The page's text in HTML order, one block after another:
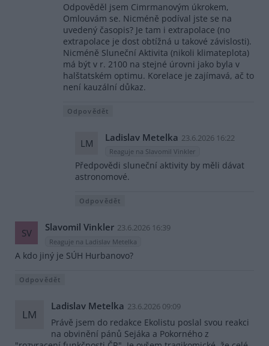
Odpověděl jsem Cimrmanovým úkrokem,
Omlouvám se. Nicméně podíval jste se na
uvedený časopis? Je tam i extrapolace (no
extrapolace je dost obtížná u takové závislosti).
Nicméně Sluneční Aktivita (nikoli klimateplota)
má být v r. 2100 na stejné úrovni jako byla v
halštatském optimu. Korelace je zajímavá, ač to
není kauzální důkaz.
Odpovědět
LM Ladislav Metelka 23.6.2026 16:22
Reaguje na Slavomil Vinkler
Předpovědi sluneční aktivity by měli dávat
astronomové.
Odpovědět
SV Slavomil Vinkler 23.6.2026 16:39
Reaguje na Ladislav Metelka
A kdo jiný je SÚH Hurbanovo?
Odpovědět
LM
Ladislav Metelka 23.6.2026 09:09
Právě jsem do redakce Ekolistu poslal svou reakci
na obvinění pánů Sejáka a Pokorného z